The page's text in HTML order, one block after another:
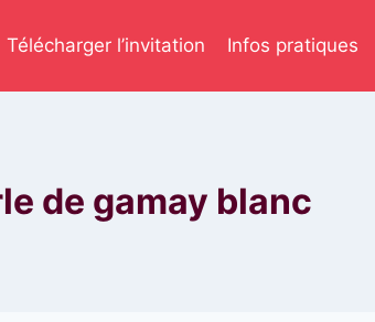
Télécharger l’invitation Infos pratiques
de gamay blanc